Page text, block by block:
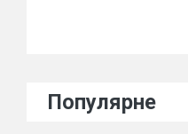
Популярне